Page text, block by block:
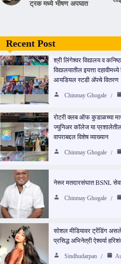
ट्रक मध्ये भीषण अपघात
Recent Post
श्री लिंगेश्वर विद्यालय व
विद्यालयातील इयत्ता
आयडियल स्टडी ॲपचे वितरण
Chinmay Ghogale
रोटरी क्लब ऑफ कुडाळच्या
ज्युनिअर कॉलेज या प्रशालेतील
वापराबद्दल विशेष व्याख्यान
Chinmay Ghogale
नेरूर मतदारसंघात BSNL
Chinmay Ghogale
सोशल मीडियावर ट्रेंडिंग
प्रसिद्ध अभिनेत्री ऐश्वर्या
Sindhudarpan